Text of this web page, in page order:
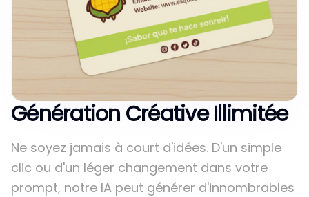
Génération Créative Illimitée
Ne soyez jamais à court d'idées. D'un simple
clic ou d'un léger changement dans votre
prompt, notre IA peut générer d'innombrables